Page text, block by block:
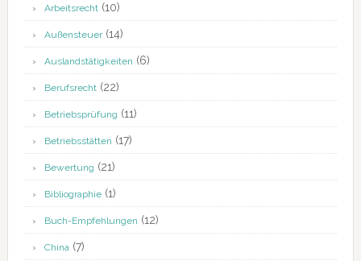
Arbeitsrecht(10)
Außensteuer(14)
Auslandstätigkeiten (6)
Berufsrecht(22)
Betriebsprüfung (11)
Betriebsstätten (17)
Bewertung (21)
Bibliographie(1)
Buch-Empfehlungen (12)
China(7)